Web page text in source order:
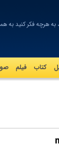
هرچه فکر کنید به
کتاب فیلم